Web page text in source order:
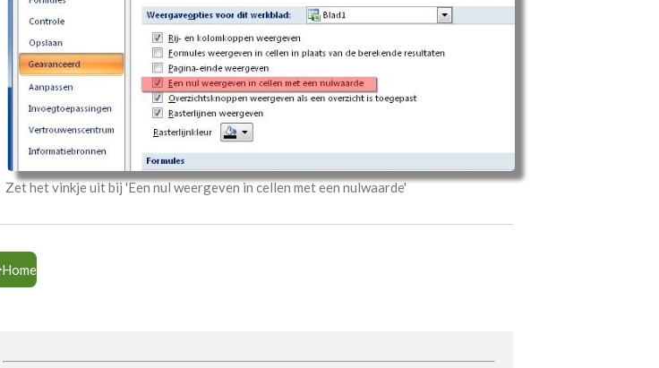
Zet het vinkje uit bij 'Een nul weergeven in cellen met een nulwaarde'
Home